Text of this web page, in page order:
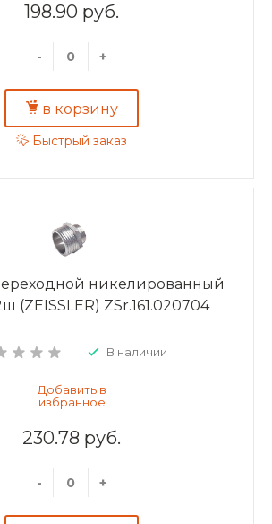
198.90 руб.
- +
в корзину
Быстрый заказ
никелированный
(ZEISSLER) ZSr.161.020704
В наличии
230.78 руб.
- +